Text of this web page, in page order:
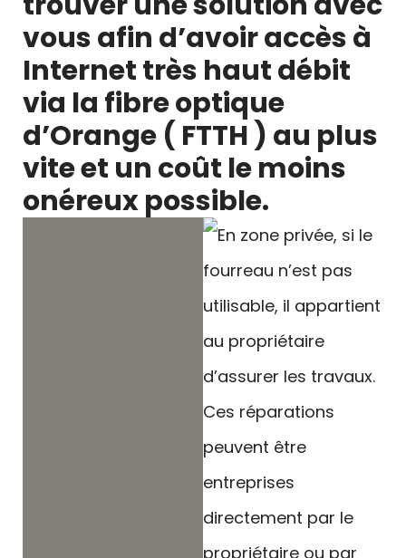
vous afin d’avoir accès à
Internet très haut débit
via la fibre optique
d’Orange ( FTTH ) au plus
vite et un coût le moins
onéreux possible.